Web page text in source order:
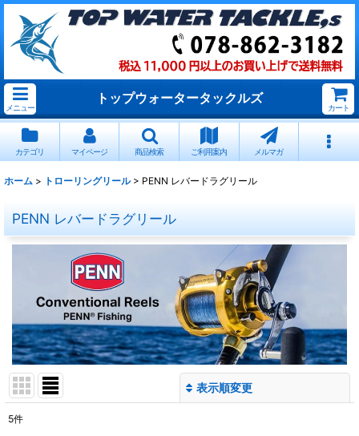
メニュー
トップウォータータックルズ
カート
カテゴリ マイページ 商品検索 ご利用案内 メルマガ
ホーム > トローリングリール > PENN レバードラグリール
PENN レバードラグリール
表示順変更
5件